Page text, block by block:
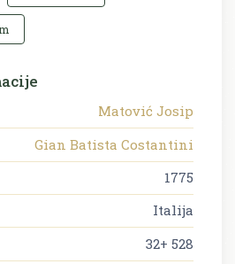
Matović Josip
Gian Batista Costantini
1775
Italija
32+ 528